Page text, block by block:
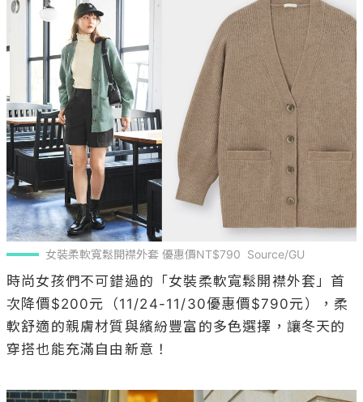
女裝柔軟寬鬆開襟外套 優惠價NT$790  Source/GU
時尚女孩們不可錯過的「女裝柔軟寬鬆開襟外套」首
次降價$200元（11/24-11/30優惠價$790元），柔
軟舒適的親膚材質與繽紛豐富的多色選擇，讓冬天的
穿搭也能充滿自由新意！